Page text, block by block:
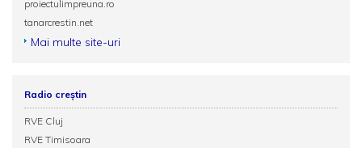
proiectulimpreuna.ro
tanarcrestin.net
Mai multe site-uri
Radio creștin
RVE Cluj
RVE Timisoara